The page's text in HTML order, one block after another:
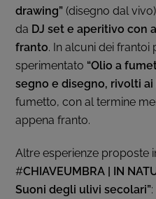
drawing” (disegno dal
da DJ set e aperitivo con
franto. In alcuni dei frantoi
sperimentato “Olio a
segno e disegno, rivolti
fumetto, con al termine
appena franto.
Altre esperienze proposte
#CHIAVEUMBRA | IN
Suoni degli ulivi secolari”: